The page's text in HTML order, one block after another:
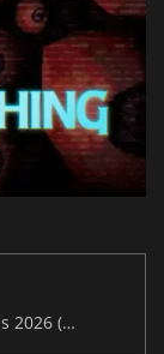
Niuwe Videogames van de week – augustus 2026 (week 32)